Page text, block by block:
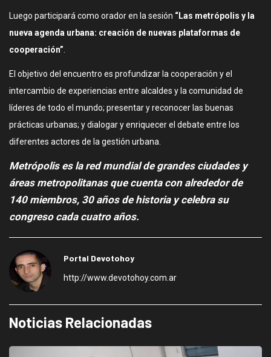
Luego participará como orador en la sesión “Las metrópolis y la
nueva agenda urbana: creación de nuevas plataformas de
cooperación”
El objetivo del encuentro es profundizar la cooperación y el
intercambio de experiencias entre alcaldes y la comunidad de
líderes de todo el mundo; presentar y reconocer las buenas
prácticas urbanas; y dialogar y enriquecer el debate entre los
diferentes actores de la gestión urbana.
Metrópolis es la red mundial de grandes ciudades y
áreas metropolitanas que cuenta con alrededor de
140 miembros, 30 años de historia y celebra su
congreso cada cuatro años.
Portal Devotohoy
http://www.devotohoy.com.ar
Noticias Relacionadas